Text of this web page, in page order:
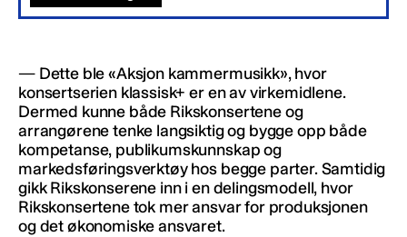
— Dette ble «Aksjon kammermusikk», hvor
konsertserien klassisk+ er en av virkemidlene.
Dermed kunne både Rikskonsertene og
arrangørene tenke langsiktig og bygge opp både
kompetanse, publikumskunnskap og
markedsføringsverktøy hos begge parter. Samtidig
gikk Rikskonserene inn i en delingsmodell, hvor
Rikskonsertene tok mer ansvar for produksjonen
og det økonomiske ansvaret.